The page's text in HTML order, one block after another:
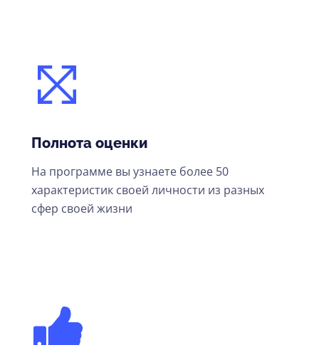
Полнота оценки
На программе вы узнаете более 50
характеристик своей личности из разных
сфер своей жизни